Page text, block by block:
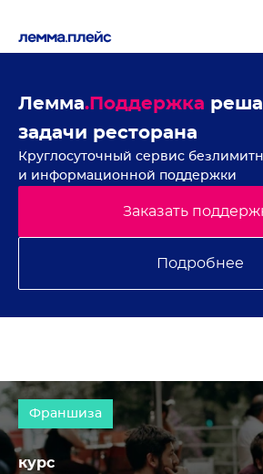
Лемма.Поддержка
задачи ресторана
Круглосуточный сервис
и информационной поддержки
Заказать
Подробнее
Франшиза
курс